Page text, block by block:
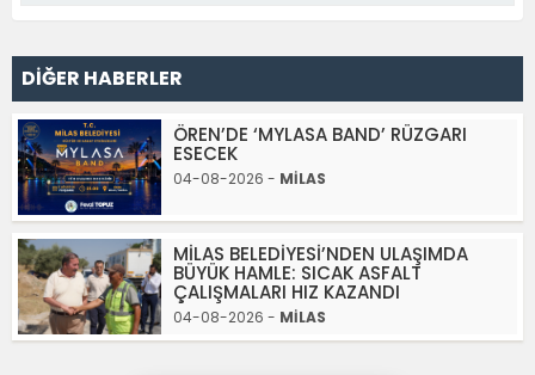
DİĞER HABERLER
ÖREN’DE ‘MYLASA BAND’ RÜZGARI
ESECEK
04-08-2026 - MİLAS
MİLAS BELEDİYESİ’NDEN ULAŞIMDA
BÜYÜK HAMLE: SICAK ASFALT
ÇALIŞMALARI HIZ KAZANDI
04-08-2026 - MİLAS